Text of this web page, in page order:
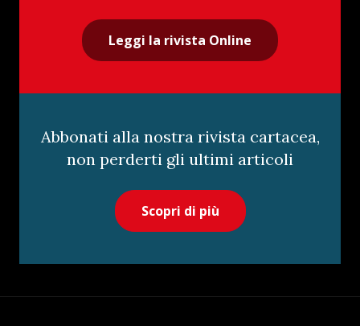
Leggi la rivista Online
Abbonati alla nostra rivista cartacea,
non perderti gli ultimi articoli
Scopri di più